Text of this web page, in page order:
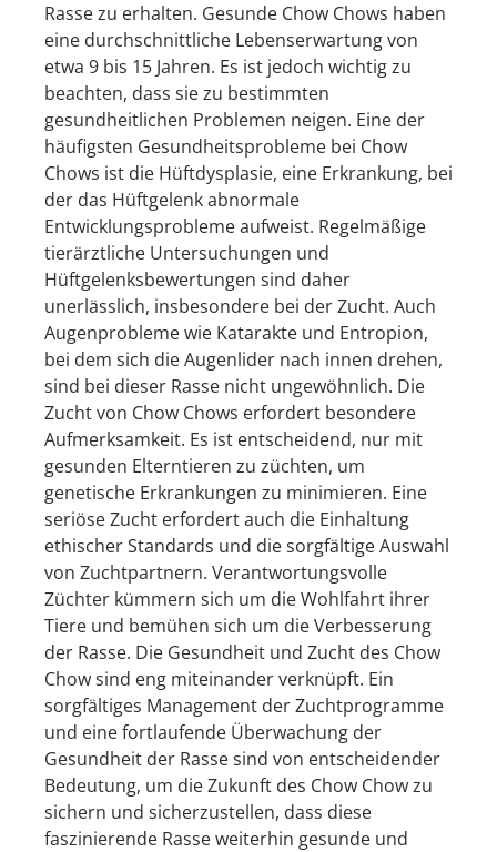
Rasse zu erhalten. Gesunde Chow Chows haben
eine durchschnittliche Lebenserwartung von
etwa 9 bis 15 Jahren. Es ist jedoch wichtig zu
beachten, dass sie zu bestimmten
gesundheitlichen Problemen neigen. Eine der
häufigsten Gesundheitsprobleme bei Chow
Chows ist die Hüftdysplasie, eine Erkrankung, bei
der das Hüftgelenk abnormale
Entwicklungsprobleme aufweist. Regelmäßige
tierärztliche Untersuchungen und
Hüftgelenksbewertungen sind daher
unerlässlich, insbesondere bei der Zucht. Auch
Augenprobleme wie Katarakte und Entropion,
bei dem sich die Augenlider nach innen drehen,
sind bei dieser Rasse nicht ungewöhnlich. Die
Zucht von Chow Chows erfordert besondere
Aufmerksamkeit. Es ist entscheidend, nur mit
gesunden Elterntieren zu züchten, um
genetische Erkrankungen zu minimieren. Eine
seriöse Zucht erfordert auch die Einhaltung
ethischer Standards und die sorgfältige Auswahl
von Zuchtpartnern. Verantwortungsvolle
Züchter kümmern sich um die Wohlfahrt ihrer
Tiere und bemühen sich um die Verbesserung
der Rasse. Die Gesundheit und Zucht des Chow
Chow sind eng miteinander verknüpft. Ein
sorgfältiges Management der Zuchtprogramme
und eine fortlaufende Überwachung der
Gesundheit der Rasse sind von entscheidender
Bedeutung, um die Zukunft des Chow Chow zu
sichern und sicherzustellen, dass diese
faszinierende Rasse weiterhin gesunde und